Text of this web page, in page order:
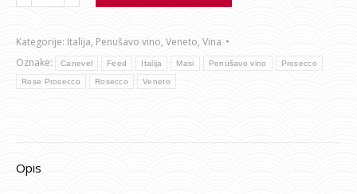
Kategorije: Italija, Penušavo vino, Veneto, Vina
Oznake:
Canevel Feed Italija Masi Penušavo vino Prosecco
Rose Prosecco Rosecco Veneto
Opis